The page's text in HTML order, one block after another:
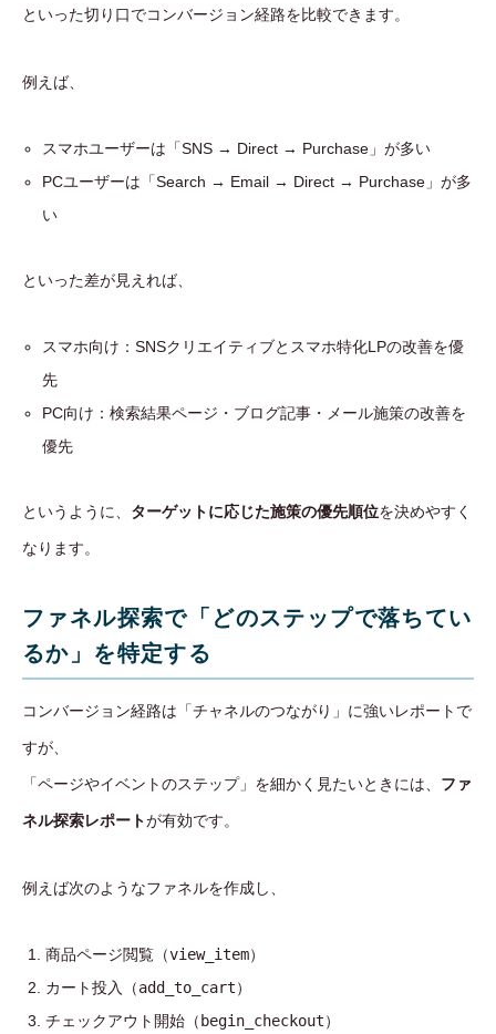
といった切り口でコンバージョン経路を比較できます。
例えば、
スマホユーザーは「SNS → Direct → Purchase」が多い
PCユーザーは「Search → Email → Direct → Purchase」が多
い
といった差が見えれば、
スマホ向け：SNSクリエイティブとスマホ特化LPの改善を優
先
PC向け：検索結果ページ・ブログ記事・メール施策の改善を
優先
というように、 ターゲットに応じた施策の優先順位を決めやすく
なります。
ファネル探索で「どのステップで落ちてい
るか」を特定する
コンバージョン経路は「チャネルのつながり」に強いレポートで
すが、
「ページやイベントのステップ」を細かく見たいときには、 ファ
ネル探索レポートが有効です。
例えば次のようなファネルを作成し、
商品ページ閲覧（view_item）
カート投入（add_to_cart）
チェックアウト開始（ begin_checkout）